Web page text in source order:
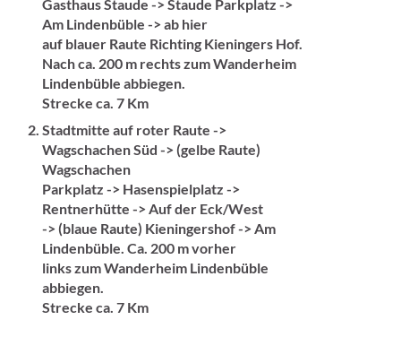
Gasthaus Staude -> Staude Parkplatz ->
Am Lindenbüble -> ab hier
auf blauer Raute Richting Kieningers Hof.
Nach ca. 200 m rechts zum Wanderheim
Lindenbüble abbiegen.
Strecke ca. 7 Km
Stadtmitte auf roter Raute ->
Wagschachen Süd -> (gelbe Raute)
Wagschachen
Parkplatz -> Hasenspielplatz ->
Rentnerhütte -> Auf der Eck/West
-> (blaue Raute) Kieningershof -> Am
Lindenbüble. Ca. 200 m vorher
links zum Wanderheim Lindenbüble
abbiegen.
Strecke ca. 7 Km